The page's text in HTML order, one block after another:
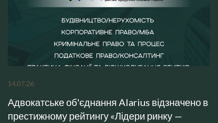
14.07.26
Адвокатське об'єднання Alarius відзначено в
престижному рейтингу «Лідери ринку —